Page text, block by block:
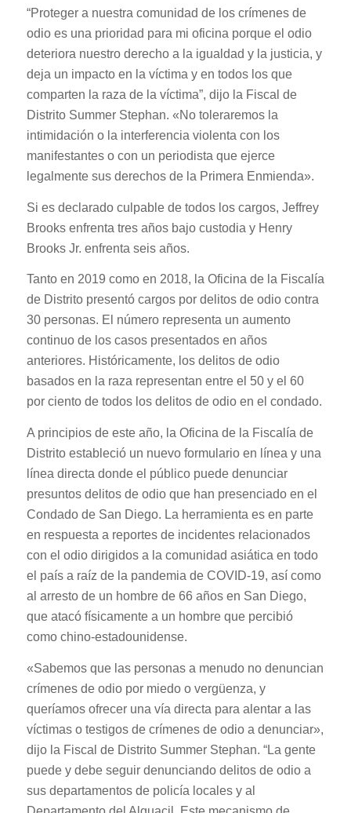
“Proteger a nuestra comunidad de los crímenes de
odio es una prioridad para mi oficina porque el odio
deteriora nuestro derecho a la igualdad y la justicia, y
deja un impacto en la víctima y en todos los que
comparten la raza de la víctima”, dijo la Fiscal de
Distrito Summer Stephan. «No toleraremos la
intimidación o la interferencia violenta con los
manifestantes o con un periodista que ejerce
legalmente sus derechos de la Primera Enmienda».
Si es declarado culpable de todos los cargos, Jeffrey
Brooks enfrenta tres años bajo custodia y Henry
Brooks Jr. enfrenta seis años.
Tanto en 2019 como en 2018, la Oficina de la Fiscalía
de Distrito presentó cargos por delitos de odio contra
30 personas. El número representa un aumento
continuo de los casos presentados en años
anteriores. Históricamente, los delitos de odio
basados ​​en la raza representan entre el 50 y el 60
por ciento de todos los delitos de odio en el condado.
A principios de este año, la Oficina de la Fiscalía de
Distrito estableció un nuevo formulario en línea y una
línea directa donde el público puede denunciar
presuntos delitos de odio que han presenciado en el
Condado de San Diego. La herramienta es en parte
en respuesta a reportes de incidentes relacionados
con el odio dirigidos a la comunidad asiática en todo
el país a raíz de la pandemia de COVID-19, así como
al arresto de un hombre de 66 años en San Diego,
que atacó físicamente a un hombre que percibió
como chino-estadounidense.
«Sabemos que las personas a menudo no denuncian
crímenes de odio por miedo o vergüenza, y
queríamos ofrecer una vía directa para alentar a las
víctimas o testigos de crímenes de odio a denunciar»,
dijo la Fiscal de Distrito Summer Stephan. “La gente
puede y debe seguir denunciando delitos de odio a
sus departamentos de policía locales y al